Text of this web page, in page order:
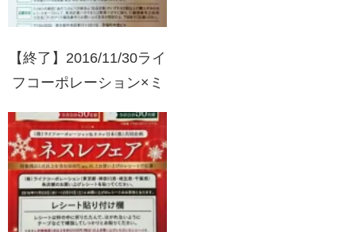
【終了】2016/11/30ライ
フコーポレーション×ミ
豆 クリスマスケーキプ
レゼント